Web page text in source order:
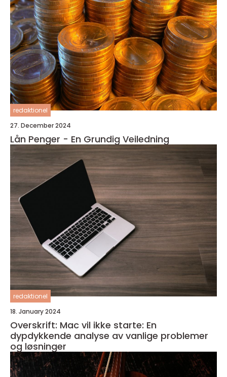
redaktionel
27. December 2024
Lån Penger - En Grundig Veiledning
redaktionel
18. January 2024
Overskrift: Mac vil ikke starte: En
dypdykkende analyse av vanlige problemer
og løsninger